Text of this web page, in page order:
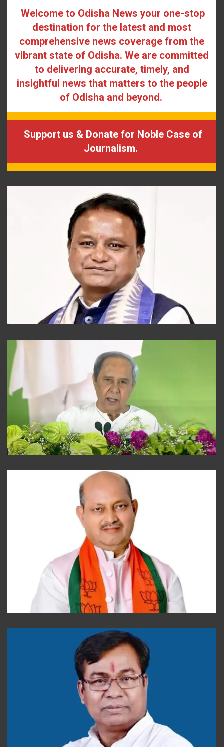
Welcome to Odisha News your one-stop
destination for the latest and most
comprehensive news coverage from the
vibrant state of Odisha. We are committed
to delivering accurate, timely, and
insightful news that matters to the people
of Odisha and beyond.
Support us & Donate for Noble Case of
Journalism.